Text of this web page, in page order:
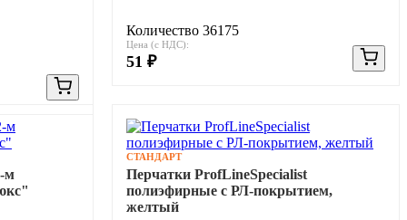
Количество 36175
Цена (с НДС):
51 ₽
м
СТАНДАРТ
Перчатки ProfLineSpecialist
полиэфирные с РЛ-покрытием,
желтый